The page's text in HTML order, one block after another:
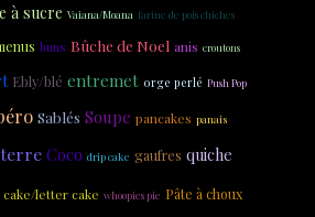
à sucre Vaiana/Moana farine de pois chiches
buns Bûche de Noel anis croutons
Ebly/blé entremet orge perlé Push Pop
Sablés Soupe pancakes panais
terre Coco drip cake gaufres quiche
cake/letter cake whoopies pie Pâte à choux